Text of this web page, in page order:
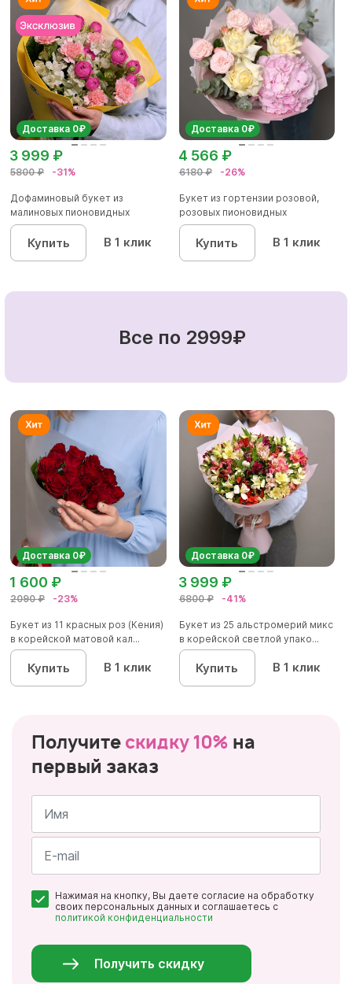
Доставка 0₽
5800 ₽ -31%
3 999 ₽
Дофаминовый букет из
малиновых пионовидных
кустовых роз...
Купить В 1 клик
Доставка 0₽
6180 ₽ -26%
4 566 ₽
Букет из гортензии розовой,
розовых пионовидных
кустовы...
Купить В 1 клик
Все по 2999₽
Доставка 0₽
2090 ₽ -23%
1 600 ₽
Букет из 11 красных роз (Кения)
в корейской матовой кал...
Купить В 1 клик
Доставка 0₽
6800 ₽ -41%
3 999 ₽
Букет из 25 альстромерий микс
в корейской светлой упако...
Купить В 1 клик
Получите скидку 10% на
первый заказ
Имя
*
Нажимая на кнопку, Вы даете согласие на обработку
своих персональных данных и соглашаетесь с
политикой конфиденциальности
Получить скидку